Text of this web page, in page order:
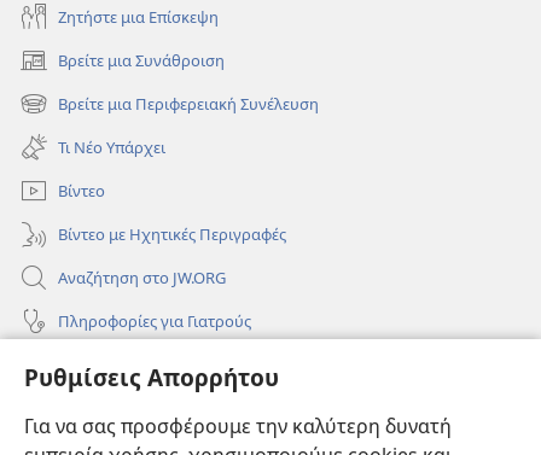
Ρυθμίσεις Απορρήτου
Για να σας προσφέρουμε την καλύτερη δυνατή
Ζητήστε μια Επίσκεψη
Βρείτε μια Συνάθροιση
(ανοίγει
νέο
παράθυρο)
Βρείτε μια Περιφερειακή Συνέλευση
(ανοίγει
νέο
παράθυρο)
Τι Νέο Υπάρχει
Βίντεο
Βίντεο με Ηχητικές Περιγραφές
Αναζήτηση στο JW.ORG
Πληροφορίες για Γιατρούς
Πληροφορίες για Επίσημους Φορείς και ΜΜΕ